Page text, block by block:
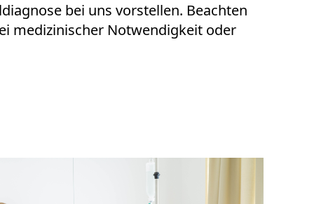
bei uns vorstellen. Beachten
medizinischer Notwendigkeit oder